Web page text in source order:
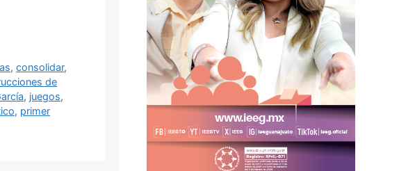
,consolidar,
de
, juegos,
, primer